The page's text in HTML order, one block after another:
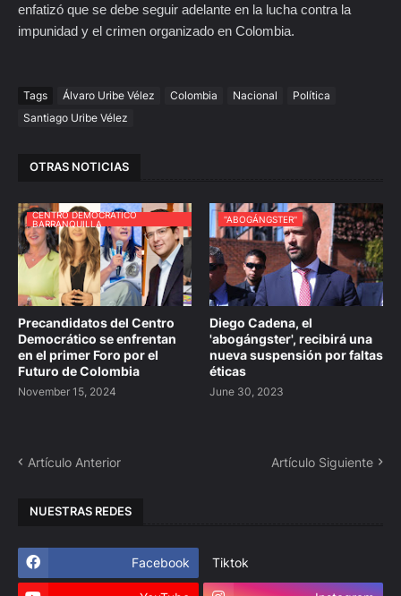
enfatizó que se debe seguir adelante en la lucha contra la
impunidad y el crimen organizado en Colombia.
Tags Álvaro Uribe Vélez Colombia Nacional
Política
Santiago Uribe Vélez
OTRAS NOTICIAS
CENTRO DEMOCRÁTICO
BARRANQUILLA
Precandidatos del Centro
Democrático se enfrentan
en el primer Foro por el
Futuro de Colombia
November 15, 2024
''ABOGÁNGSTER''
Diego Cadena, el
'abogángster', recibirá una
nueva suspensión por faltas
éticas
June 30, 2023
Artículo Anterior Artículo Siguiente
NUESTRAS REDES
Facebook Tiktok